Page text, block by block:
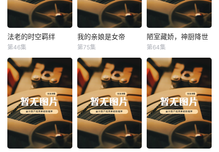
法老的时空羁绊
法老的时空羁绊
第46集
我的亲娘是女帝
我的亲娘是女帝
第75集
陋室藏娇，神厨降世
陋室藏娇，神厨降世
第64集